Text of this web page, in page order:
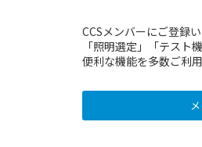
CCSメンバーにご登録
「照明選定」「テスト
便利な機能を多数ご利